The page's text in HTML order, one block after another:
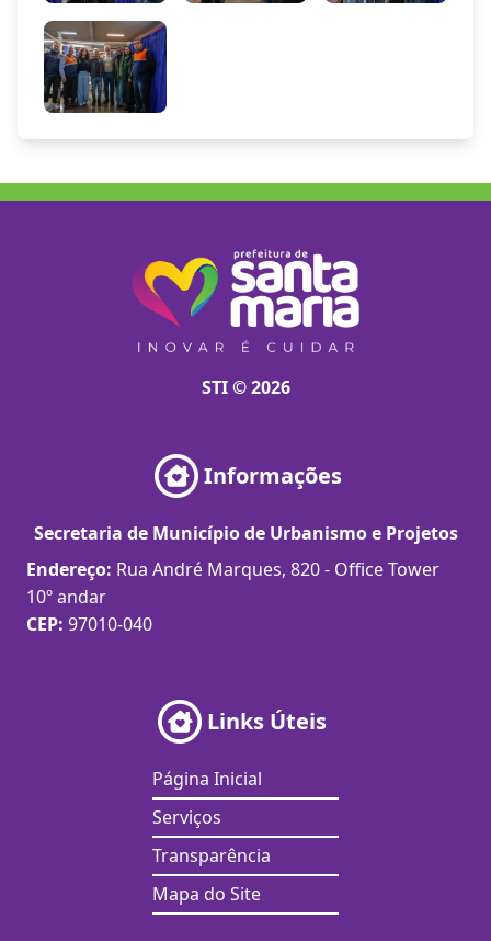
STI © 2026
Informações
Secretaria de Município de Urbanismo e Projetos
Endereço: Rua André Marques, 820 - Office Tower
10º andar
CEP: 97010-040
Links Úteis
Página Inicial
Serviços
Transparência
Mapa do Site